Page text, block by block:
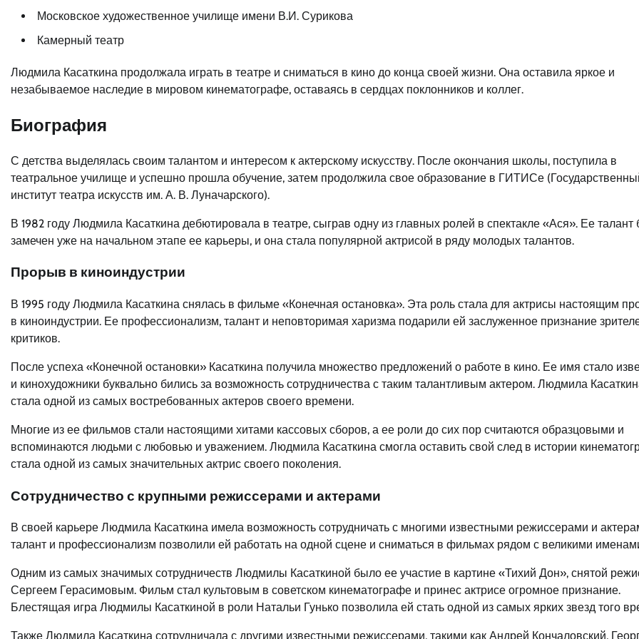
Московское художественное училище имени В.И. Сурикова
Камерный театр
Людмила Касаткина продолжала играть в театре и сниматься в кино до конца своей жизни. Она оставила яркое и
незабываемое наследие в мировом кинематографе, оставаясь в сердцах поклонников и коллег.
Биография
С детства выделялась своим талантом и интересом к актерскому искусству. После окончания школы, поступила в
театральное училище и успешно прошла обучение, затем продолжила свое образование в ГИТИСе
институт театра искусств им. А. В. Луначарского).
В 1982 году Людмила Касаткина дебютировала в театре, сыграв одну из главных ролей в спектакле «Ася». Ее талант
замечен уже на начальном этапе ее карьеры, и она стала популярной актрисой в ряду молодых талантов.
Прорыв в киноиндустрии
В 1995 году Людмила Касаткина снялась в фильме «Конечная остановка». Эта роль стала для актрисы настоящим
в киноиндустрии. Ее профессионализм, талант и неповторимая харизма подарили ей заслуженное признание
критиков.
После успеха «Конечной остановки» Касаткина получила множество предложений о работе в кино. Ее имя стало
и кинохудожники буквально бились за возможность сотрудничества с таким талантливым актером. Людмила
стала одной из самых востребованных актеров своего времени.
Многие из ее фильмов стали настоящими хитами кассовых сборов, а ее роли до сих пор считаются образцовыми и
вспоминаются людьми с любовью и уважением. Людмила Касаткина смогла оставить свой след в истории
стала одной из самых значительных актрис своего поколения.
Сотрудничество с крупными режиссерами и актерами
В своей карьере Людмила Касаткина имела возможность сотрудничать с многими известными режиссерами и
талант и профессионализм позволили ей работать на одной сцене и сниматься в фильмах рядом с великими
Одним из самых значимых сотрудничеств Людмилы Касаткиной было ее участие в картине «Тихий Дон», снятой
Сергеем Герасимовым. Фильм стал культовым в советском кинематографе и принес актрисе огромное признание.
Блестящая игра Людмилы Касаткиной в роли Натальи Гунько позволила ей стать одной из самых ярких звезд того
Также Людмила Касаткина сотрудничала с другими известными режиссерами, такими как Андрей Кончаловский,